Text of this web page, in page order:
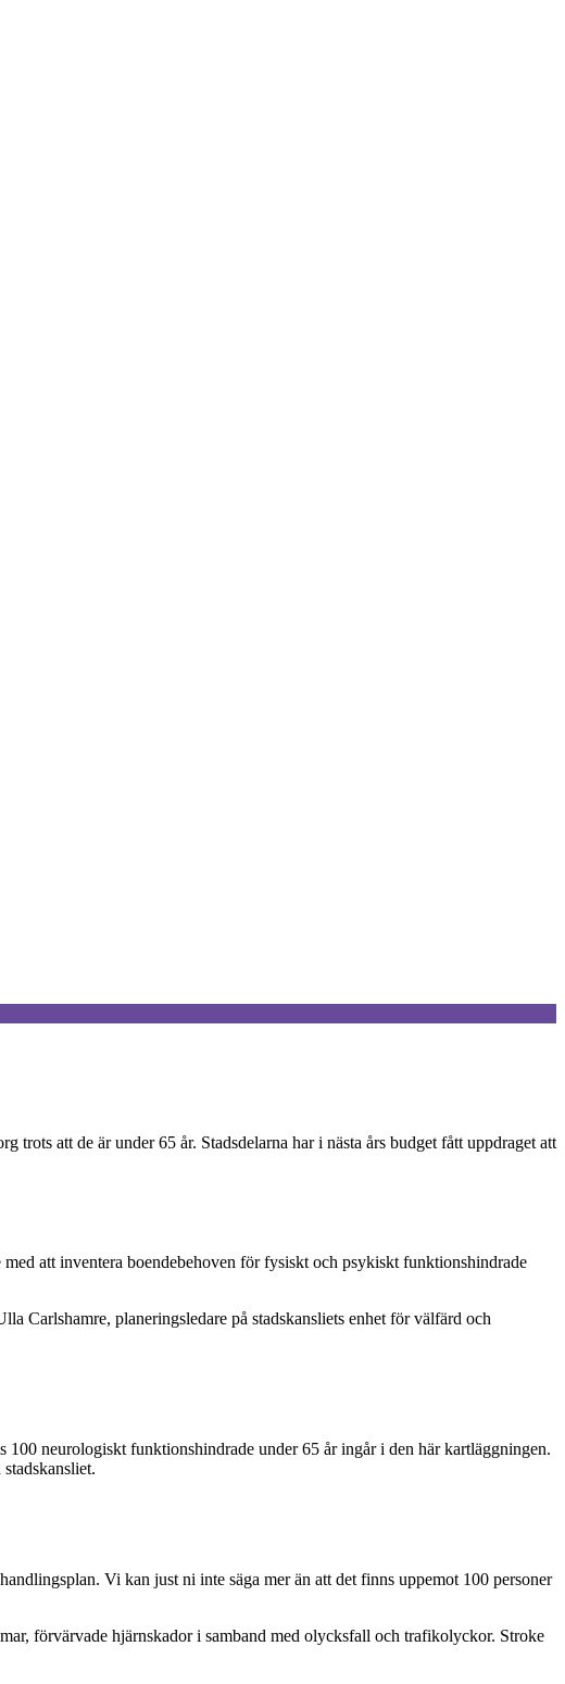
att de är under 65 år. Stadsdelarna har i nästa års budget fått uppdraget att
att inventera boendebehoven för fysiskt och psykiskt funktionshindrade
Carlshamre, planeringsledare på stadskansliets enhet för välfärd och
neurologiskt funktionshindrade under 65 år ingår i den här kartläggningen.
Vi kan just ni inte säga mer än att det finns uppemot 100 personer
förvärvade hjärnskador i samband med olycksfall och trafikolyckor. Stroke